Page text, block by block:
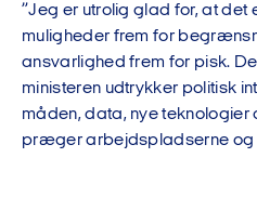
”Jeg er utrolig glad for, at det
muligheder frem for
ansvarlighed frem for pisk.
ministeren udtrykker politisk
måden, data, nye
præger arbejdspladserne og